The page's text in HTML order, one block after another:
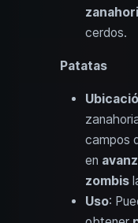
cerdos.
Patatas
campos
en
zombis
Uso: